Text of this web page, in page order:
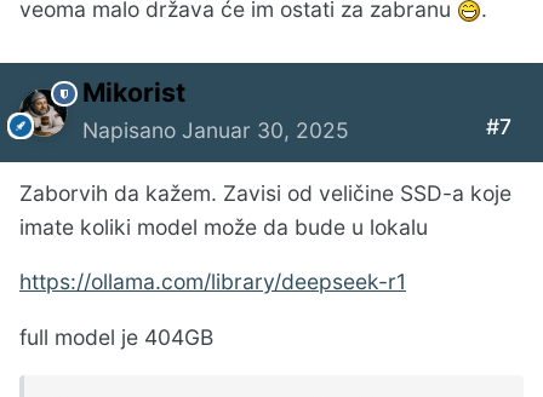
veoma malo država će im ostati za zabranu
.
Mikorist
Napisano Januar 30, 2025 #7
Zaborvih da kažem. Zavisi od veličine SSD-a koje
imate koliki model može da bude u lokalu
https://ollama.com/library/deepseek-r1
full model je 404GB